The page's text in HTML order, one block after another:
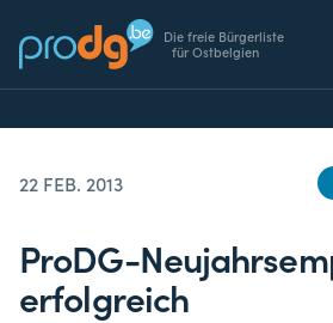
Die freie Bürgerliste
für Ostbelgien
22 FEB. 2013
ProDG-
erfolgreich